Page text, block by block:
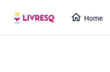
Home